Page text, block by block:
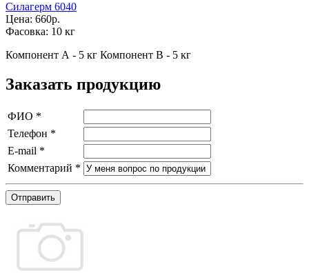
Силагерм 6040
Цена: 660р.
Фасовка: 10 кг
Компонент А - 5 кг Компонент В - 5 кг
Заказать продукцию
ФИО *
Телефон *
E-mail *
Комментарий *
Отправить